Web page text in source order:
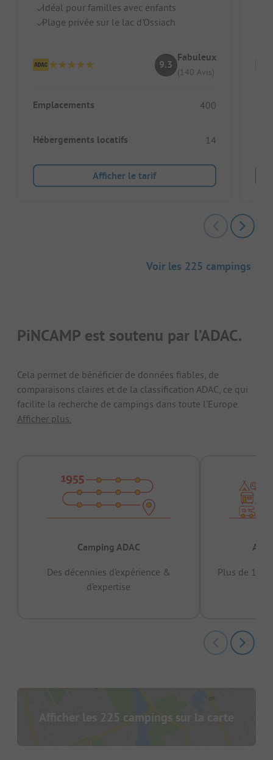
Idéal pour familles avec enfants
Plage privée sur le lac d'Ossiach
9.3
Fabuleux
(140 Avis)
Emplacements 400
Hébergements locatifs 14
Afficher le tarif
Voir les 225 campings
PiNCAMP est soutenu par l’ADAC.
Cela permet de bénéficier de données fiables, de
comparaisons claires et de la classification ADAC, ce qui
facilite la recherche de campings dans toute l'Europe.
Afficher plus.
Camping ADAC
Des décennies d’expérience &
d’expertise
Plus de 15
Afficher les 225 campings sur la carte